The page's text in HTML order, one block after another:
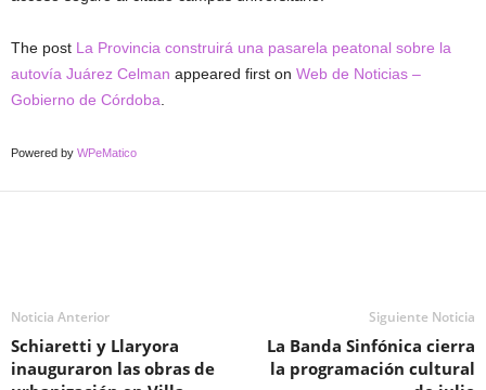
The post La Provincia construirá una pasarela peatonal sobre la
autovía Juárez Celman appeared first on Web de Noticias –
Gobierno de Córdoba
Powered by WPeMatico
Noticia Anterior
Schiaretti y Llaryora
inauguraron las obras de
Siguiente Noticia
La Banda Sinfónica cierra
la programación cultural